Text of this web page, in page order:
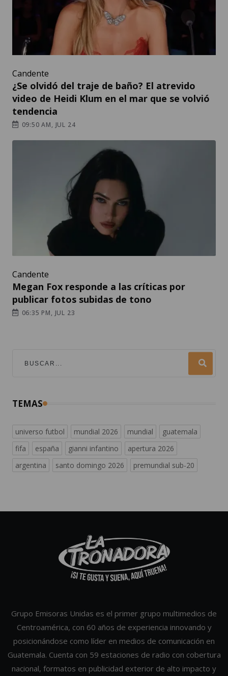
Candente
¿Se olvidó del traje de baño? El atrevido
video de Heidi Klum en el mar que se volvió
tendencia
09:50 AM, JUL 24
Candente
Megan Fox responde a las críticas por
publicar fotos subidas de tono
06:35 PM, JUL 23
TEMAS
universo futbol mundial 2026 mundial
guatemala
fifa
españa gianni infantino
apertura 2026
argentina
santo domingo 2026 premundial sub-20
Grupo Emisoras Unidas es el primer grupo multimedios de
Centroamérica, con 60 años de experiencia innovando y
posicionándose como líder en medios de comunicación en
Guatemala. Cuenta con 59 estaciones de radio con cobertura
nacional, formatos en publicidad exterior de alto impacto y